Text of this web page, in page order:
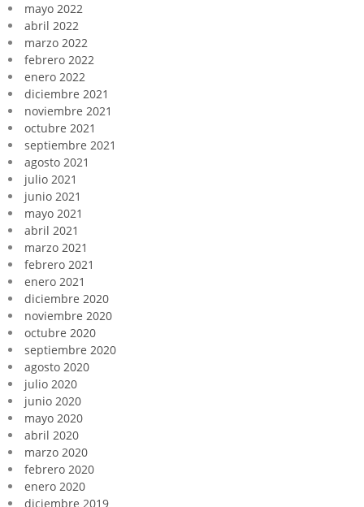
mayo 2022
abril 2022
marzo 2022
febrero 2022
enero 2022
diciembre 2021
noviembre 2021
octubre 2021
septiembre 2021
agosto 2021
julio 2021
junio 2021
mayo 2021
abril 2021
marzo 2021
febrero 2021
enero 2021
diciembre 2020
noviembre 2020
octubre 2020
septiembre 2020
agosto 2020
julio 2020
junio 2020
mayo 2020
abril 2020
marzo 2020
febrero 2020
enero 2020
diciembre 2019